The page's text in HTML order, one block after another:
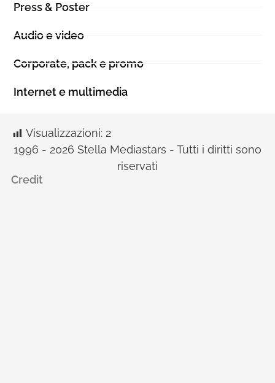
Press & Poster
Audio e video
Corporate, pack e promo
Internet e multimedia
Visualizzazioni: 2
1996 - 2026 Stella Mediastars - Tutti i diritti sono
riservati
Credit